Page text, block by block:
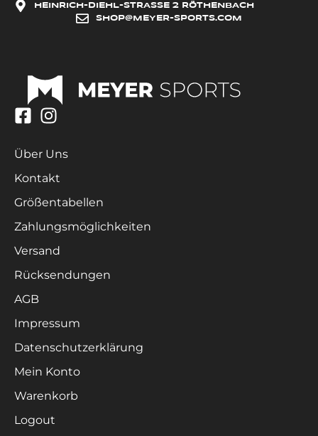
HEINRICH-DIEHL-STRASSE 2 RÖTHENBACH
SHOP@MEYER-SPORTS.COM
Über Uns
Kontakt
Größentabellen
Zahlungsmöglichkeiten
Versand
Rücksendungen
AGB
Impressum
Datenschutzerklärung
Mein Konto
Warenkorb
Logout